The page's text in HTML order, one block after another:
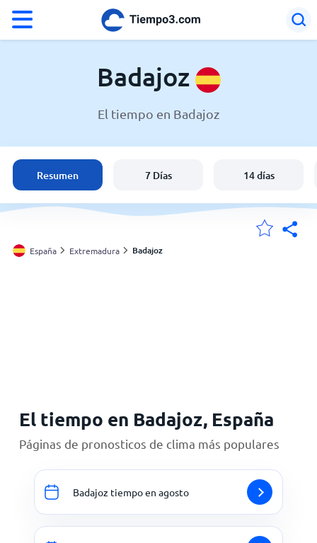
El tiempo en Badajoz
España
Argentina
Estados Unidos
Badajoz
El tiempo en Badajoz
Resumen 7 Días 14 días
España Extremadura Badajoz
El tiempo en Badajoz, España
Páginas de pronosticos de clima más populares
Badajoz tiempo en agosto